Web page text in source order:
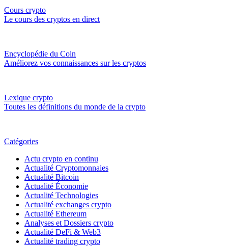
Cours crypto
Le cours des cryptos en direct
Encyclopédie du Coin
Améliorez vos connaissances sur les cryptos
Lexique crypto
Toutes les définitions du monde de la crypto
Catégories
Actu crypto en continu
Actualité Cryptomonnaies
Actualité Bitcoin
Actualité Économie
Actualité Technologies
Actualité exchanges crypto
Actualité Ethereum
Analyses et Dossiers crypto
Actualité DeFi & Web3
Actualité trading crypto